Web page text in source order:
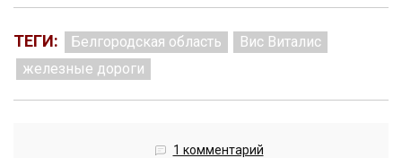
ТЕГИ: Белгородская область
Вис Виталис
железные дороги
1 комментарий